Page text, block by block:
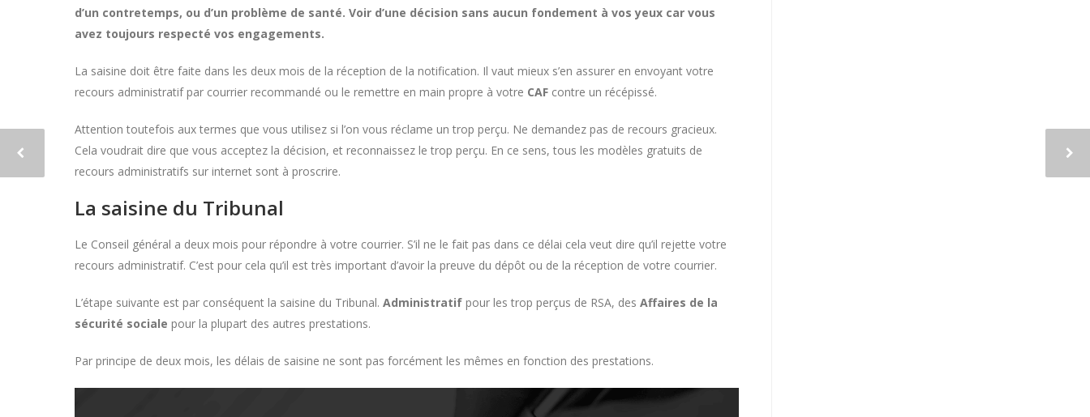
d’un contretemps, ou d’un problème de santé. Voir d’une décision sans aucun fondement à vos yeux car vous
avez toujours respecté vos engagements.
La saisine doit être faite dans les deux mois de la réception de la notification. Il vaut mieux s’en assurer en envoyant votre
recours administratif par courrier recommandé ou le remettre en main propre à votre CAF contre un récépissé.
Attention toutefois aux termes que vous utilisez si l’on vous réclame un trop perçu. Ne demandez pas de recours gracieux.
Cela voudrait dire que vous acceptez la décision, et reconnaissez le trop perçu. En ce sens, tous les modèles gratuits de
recours administratifs sur internet sont à proscrire.
La saisine du Tribunal
Le Conseil général a deux mois pour répondre à votre courrier. S’il ne le fait pas dans ce délai cela veut dire qu’il rejette votre
recours administratif. C’est pour cela qu’il est très important d’avoir la preuve du dépôt ou de la réception de votre courrier.
L’étape suivante est par conséquent la saisine du Tribunal. Administratif pour les trop perçus de RSA, des Affaires de la
sécurité sociale pour la plupart des autres prestations.
Par principe de deux mois, les délais de saisine ne sont pas forcément les mêmes en fonction des prestations.